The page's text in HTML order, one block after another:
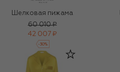
Шелковая пижама
60 010 ₽
42 007 ₽
-30%